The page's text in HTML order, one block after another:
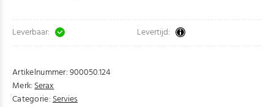
Leverbaar: Levertijd:
Artikelnummer:900050.124
Merk:Serax
Categorie:Servies